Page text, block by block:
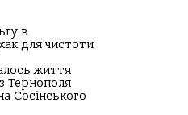
в
для чистоти
життя
Тернополя
Сосінського